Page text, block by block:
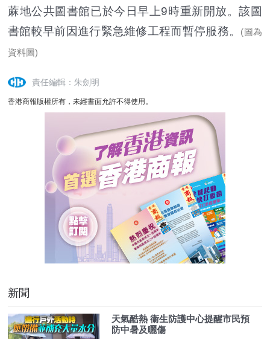
蔴地公共圖書館已於今日早上9時重新開放。該圖
書館較早前因進行緊急維修工程而暫停服務。
(圖為
資料圖)
責任編輯：朱劍明
香港商報版權所有，未經書面允許不得使用。
新聞
天氣酷熱 衞生防護中心提醒市民預
防中暑及曬傷